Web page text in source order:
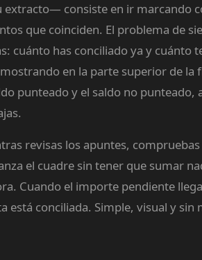
extracto— consiste en ir marcando
que coinciden. El problema de
cuánto has conciliado ya y cuánto
en la parte superior de la
punteado y el saldo no punteado,
revisas los apuntes,
el cuadre sin tener que sumar
Cuando el importe pendiente
está conciliada. Simple, visual y sin